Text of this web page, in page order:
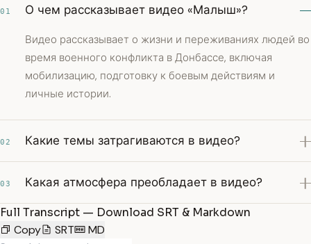
01 О чем рассказывает видео «Малыш»?
Видео рассказывает о жизни и переживаниях людей во
время военного конфликта в Донбассе, включая
мобилизацию, подготовку к боевым действиям и
личные истории.
02 Какие темы затрагиваются в видео?
03 Какая атмосфера преобладает в видео?
Full Transcript — Download SRT & Markdown
Copy
SRT MD